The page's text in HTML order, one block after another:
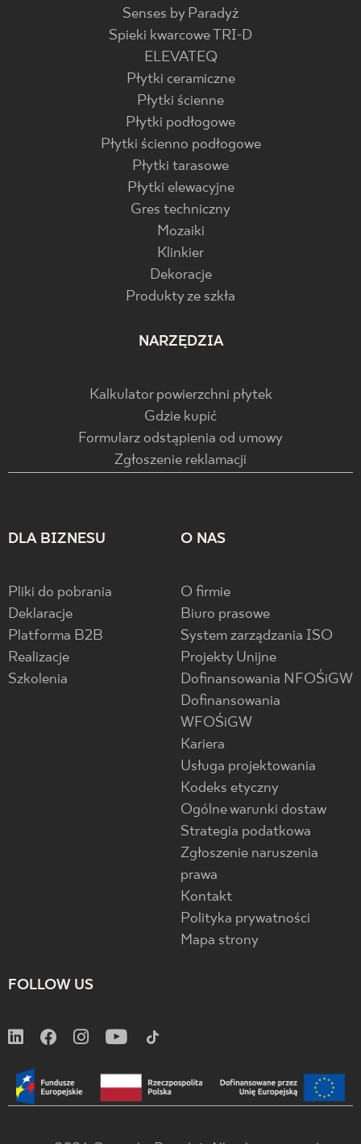
Senses by Paradyż
Spieki kwarcowe TRI-D
ELEVATEQ
Płytki ceramiczne
Płytki ścienne
Płytki podłogowe
Płytki ścienno podłogowe
Płytki tarasowe
Płytki elewacyjne
Gres techniczny
Mozaiki
Klinkier
Dekoracje
Produkty ze szkła
NARZĘDZIA
Kalkulator powierzchni płytek
Gdzie kupić
Formularz odstąpienia od umowy
Zgłoszenie reklamacji
DLA BIZNESU
Pliki do pobrania
Deklaracje
Platforma B2B
Realizacje
Szkolenia
O NAS
O firmie
Biuro prasowe
System zarządzania ISO
Projekty Unijne
Dofinansowania NFOŚiGW
Dofinansowania
WFOŚiGW
Kariera
Usługa projektowania
Kodeks etyczny
Ogólne warunki dostaw
Strategia podatkowa
Zgłoszenie naruszenia
prawa
Kontakt
Polityka prywatności
Mapa strony
FOLLOW US